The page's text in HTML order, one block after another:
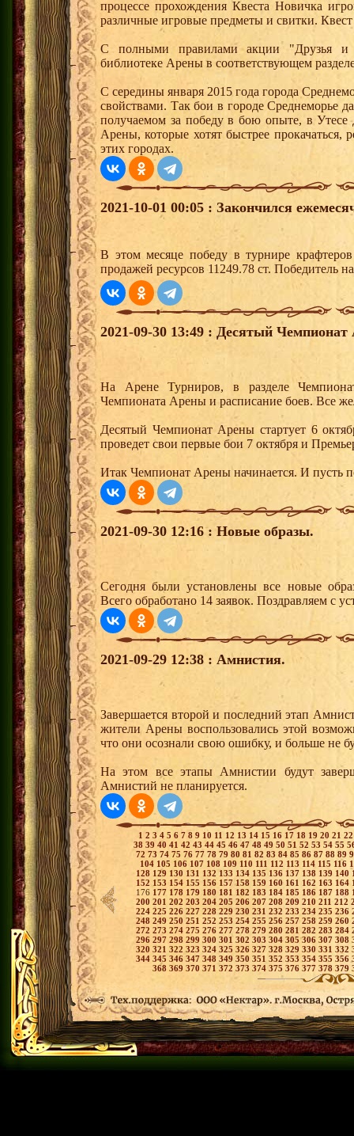
процессе прохождения Квеста Новичка
различные игровые предметы и свитки.
С полными правилами акции "Друзья и
библиотеке Арены в соответствующем
С середины января 2015 года города
свойствами. Так бои в городе Среднеморье
получаемом за победу в бою опыте, в
Арены, которые хотят быстрее прокачаться,
этих городах.
2021-10-01 00:05 : Закончился
В этом месяце победу в турнире
продажей ресурсов 11249.78 ст. Победитель
2021-09-30 13:49 : Десятый
На Арене Турниров, в разделе
Чемпионата Арены и расписание боев. Все
Десятый Чемпионат Арены стартует 6
проведет свои первые бои 7 октября и
Итак Чемпионат Арены начинается. И пусть
2021-09-30 12:16 : Новые образы.
Сегодня были установлены все новые
Всего обработано 14 заявок. Поздравляем с
2021-09-29 12:38 : Амнистия.
Завершается второй и последний этап
жители Арены воспользовались этой
что они осознали свою ошибку, и больше не
На этом все этапы Амнистии будут
Амнистий не планируется.
1 2 3 4 5 6 7 8 9 10 11 12 13 14 15 16 17 18 19 20 21
38 39 40 41 42 43 44 45 46 47 48 49 50 51 52 53 54 55
72 73 74 75 76 77 78 79 80 81 82 83 84 85 86 87 88 89
104 105 106 107 108 109 110 111 112 113 114 115 116
128 129 130 131 132 133 134 135 136 137 138 139 140
152 153 154 155 156 157158 159 160 161 162 163 164
176 177 178 179 180 181 182 183 184 185 186 187 188
200 201 202 203 204 205 206 207 208 209 210 211 212
224 225 226 227 228 229 230 231 232 233 234 235 236
248 249 250 251 252 253 254 255 256 257 258 259 260
272 273 274 275 276 277 278 279 280 281 282 283 284
296 297 298 299 300 301 302 303 304 305306 307 308
320 321 322 323 324 325 326 327 328 329 330 331 332
344 345 346 347 348 349 350 351 352 353 354 355 356
368 369 370 371 372 373 374 375 376 377 378 379